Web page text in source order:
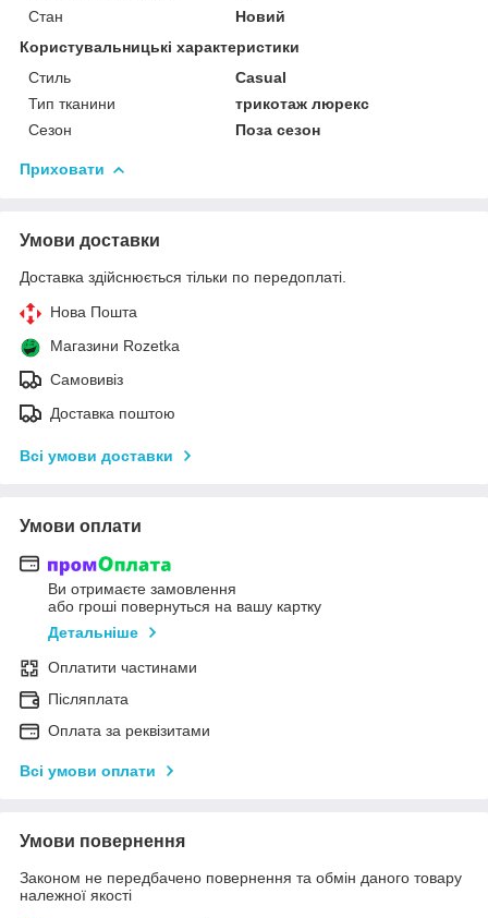
Стан
Новий
Користувальницькі характеристики
Стиль
Casual
Тип тканини
трикотаж люрекс
Сезон
Поза сезон
Приховати
Умови доставки
Доставка здійснюється тільки по передоплаті.
Нова Пошта
Магазини Rozetka
Самовивіз
Доставка поштою
Всі умови доставки
Умови оплати
Ви отримаєте замовлення
або гроші повернуться на вашу картку
Детальніше
Оплатити частинами
Післяплата
Оплата за реквізитами
Всі умови оплати
Умови повернення
Законом не передбачено повернення та обмін даного товару
належної якості